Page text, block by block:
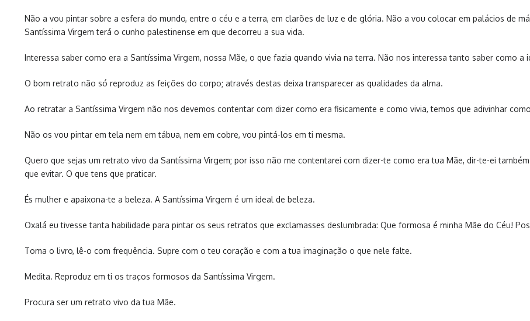
Não a vou pintar sobre a esfera do mundo, entre o céu e a terra, em clarões de luz e de glória. Não a vou colocar em palácios de
Santíssima Virgem terá o cunho palestinense em que decorreu a sua vida.
Interessa saber como era a Santíssima Virgem, nossa Mãe, o que fazia quando vivia na terra. Não nos interessa tanto saber como a
O bom retrato não só reproduz as feições do corpo; através destas deixa transparecer as qualidades da alma.
Ao retratar a Santíssima Virgem não nos devemos contentar com dizer como era fisicamente e como vivia, temos que adivinhar
Não os vou pintar em tela nem em tábua, nem em cobre, vou pintá-los em ti mesma.
Quero que sejas um retrato vivo da Santíssima Virgem; por isso não me contentarei com dizer-te como era tua Mãe, dir-te-ei
que evitar. O que tens que praticar.
És mulher e apaixona-te a beleza. A Santíssima Virgem é um ideal de beleza.
Oxalá eu tivesse tanta habilidade para pintar os seus retratos que exclamasses deslumbrada: Que formosa é minha Mãe do Céu!
Toma o livro, lê-o com frequência. Supre com o teu coração e com a tua imaginação o que nele falte.
Medita. Reproduz em ti os traços formosos da Santíssima Virgem.
Procura ser um retrato vivo da tua Mãe.